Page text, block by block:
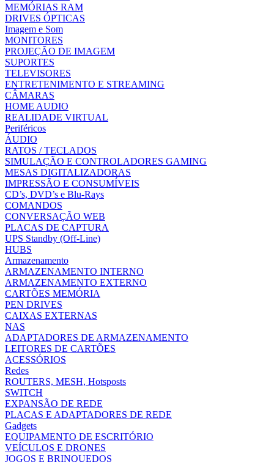
MEMÓRIAS RAM
DRIVES ÓPTICAS
Imagem e Som
MONITORES
PROJEÇÃO DE IMAGEM
SUPORTES
TELEVISORES
ENTRETENIMENTO E STREAMING
CÂMARAS
HOME AUDIO
REALIDADE VIRTUAL
Periféricos
ÁUDIO
RATOS / TECLADOS
SIMULAÇÃO E CONTROLADORES GAMING
MESAS DIGITALIZADORAS
IMPRESSÃO E CONSUMÍVEIS
CD’s, DVD’s e Blu-Rays
COMANDOS
CONVERSAÇÃO WEB
PLACAS DE CAPTURA
UPS Standby (Off-Line)
HUBS
Armazenamento
ARMAZENAMENTO INTERNO
ARMAZENAMENTO EXTERNO
CARTÕES MEMÓRIA
PEN DRIVES
CAIXAS EXTERNAS
NAS
ADAPTADORES DE ARMAZENAMENTO
LEITORES DE CARTÕES
ACESSÓRIOS
Redes
ROUTERS, MESH, Hotsposts
SWITCH
EXPANSÃO DE REDE
PLACAS E ADAPTADORES DE REDE
Gadgets
EQUIPAMENTO DE ESCRITÓRIO
VEÍCULOS E DRONES
JOGOS E BRINQUEDOS